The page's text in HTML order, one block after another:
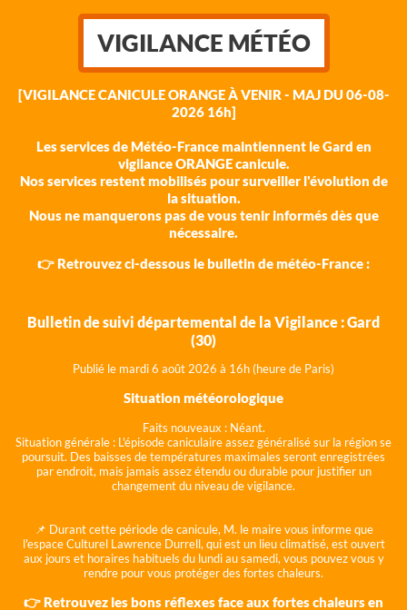
VIGILANCE MÉTÉO
[VIGILANCE CANICULE ORANGE À VENIR - MAJ DU 06-08-
2026 16h]
Les services de Météo-France maintiennent le Gard en
vigilance ORANGE canicule.
Nos services restent mobilisés pour surveiller l'évolution de
la situation.
Nous ne manquerons pas de vous tenir informés dès que
nécessaire.
👉 Retrouvez ci-dessous le bulletin de météo-France :
Bulletin de suivi départemental de la Vigilance : Gard
(30)
Publié le mardi 6 août 2026 à 16h (heure de Paris)
Situation météorologique
Faits nouveaux : Néant.
Situation générale : L'épisode caniculaire assez généralisé sur la région se
poursuit. Des baisses de températures maximales seront enregistrées
par endroit, mais jamais assez étendu ou durable pour justifier un
changement du niveau de vigilance.
📌 Durant cette période de canicule, M. le maire vous informe que
l'espace Culturel Lawrence Durrell, qui est un lieu climatisé, est ouvert
aux jours et horaires habituels du lundi au samedi, vous pouvez vous y
rendre pour vous protéger des fortes chaleurs.
👉 Retrouvez les bons réflexes face aux fortes chaleurs en